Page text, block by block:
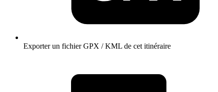
Exporter un fichier GPX / KML de cet itinéraire